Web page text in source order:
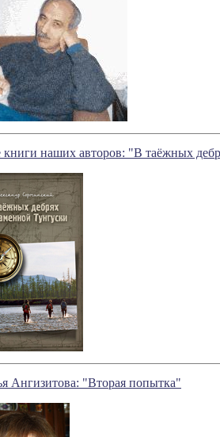
наших авторов: "В таёжных
Ангизитова: "Вторая попытка"